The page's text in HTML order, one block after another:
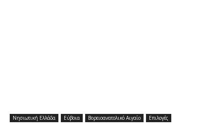
Νησιωτική Ελλάδα Εύβοια Βορειοανατολικό Αιγαίο Επιλογές